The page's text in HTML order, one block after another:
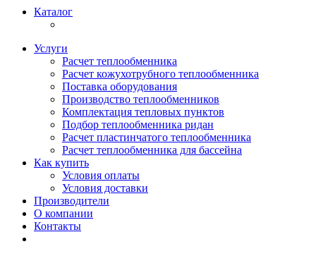
Каталог
Услуги
Расчет теплообменника
Расчет кожухотрубного теплообменника
Поставка оборудования
Производство теплообменников
Комплектация тепловых пунктов
Подбор теплообменника ридан
Расчет пластинчатого теплообменника
Расчет теплообменника для бассейна
Как купить
Условия оплаты
Условия доставки
Производители
О компании
Контакты